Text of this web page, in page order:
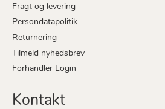
Fragt og levering
Persondatapolitik
Returnering
Tilmeld nyhedsbrev
Forhandler Login
Kontakt